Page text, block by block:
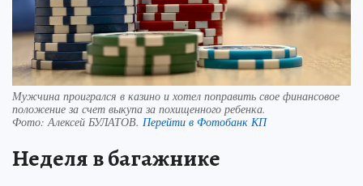
Мужчина проигрался в казино и хотел поправить свое финансовое
положение за счет выкупа за похищенного ребенка.
Фото:Алексей БУЛАТОВ. Перейти в Фотобанк КП
Неделя в багажнике